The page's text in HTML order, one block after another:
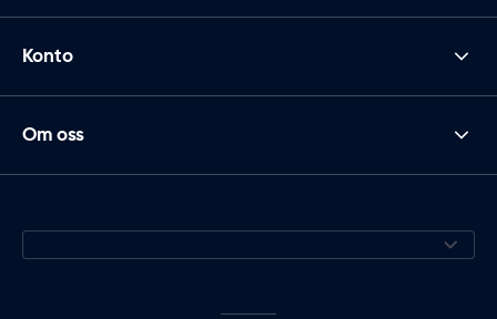
Konto
Om oss